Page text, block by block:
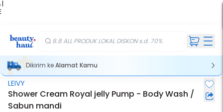
|
8.8 ALL PRODUK LOKAL DISKON s.d. 70%
Dikirim keAlamat Kamu
LEIVY
Shower Cream Royal jelly Pump - Body Wash /
Sabun mandi